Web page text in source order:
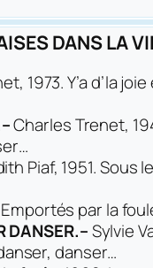
DANS LA
1973.Y’a d’la
Charles Trenet,
Piaf, 1951.Sous
Emportés par la
DANSER.–Sylvie
danser…